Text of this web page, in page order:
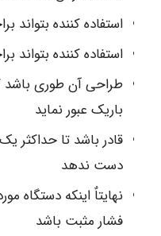
استفاده کننده بتواند
استفاده کننده بتواند
طراحی آن طوری باشد
باریک عبور نماید
قادر باشد تا حداکثر
دست ندهد
نهایتاٌ اینکه دستگاه
فشار مثبت باشد